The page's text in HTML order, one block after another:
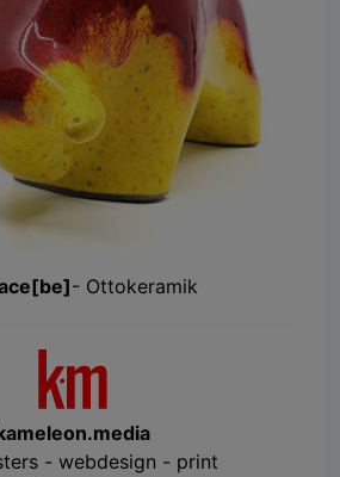
- Ottokeramik
- webdesign - print